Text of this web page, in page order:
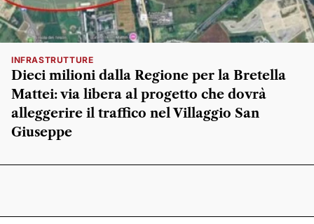
INFRASTRUTTURE
Dieci milioni dalla Regione per la Bretella
Mattei: via libera al progetto che dovrà
alleggerire il traffico nel Villaggio San
Giuseppe